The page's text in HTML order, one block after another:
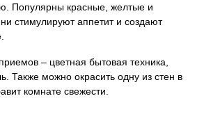
Популярны красные, желтые и
стимулируют аппетит и создают
– цветная бытовая техника,
Также можно окрасить одну из стен в
комнате свежести.